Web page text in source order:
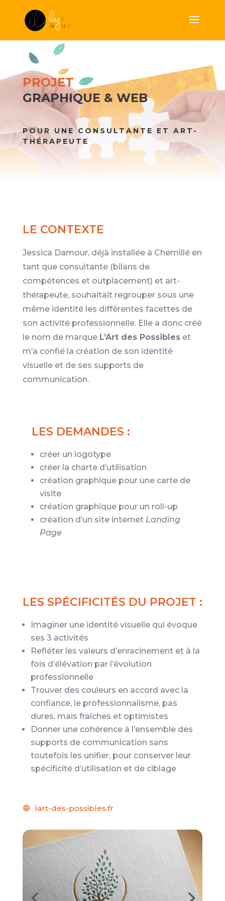
PROJET
GRAPHIQUE & WEB
POUR UNE CONSULTANTE ET ART-
THÉRAPEUTE
LE CONTEXTE
Jessica Damour, déjà installée à Chemillé en
tant que consultante (bilans de
compétences et outplacement) et art-
thérapeute, souhaitait regrouper sous une
même identité les différentes facettes de
son activité professionnelle. Elle a donc créé
le nom de marque L’Art des Possibleset
m’a confié la création de son identité
visuelle et de ses supports de
communication.
LES DEMANDES :
créer un logotype
créer la charte d’utilisation
création graphique pour une carte de
visite
création graphique pour un roll-up
création d’un site internet Landing
Page
LES SPÉCIFICITÉS DU PROJET :
Imaginer une identité visuelle qui évoque
ses 3 activités
Refléter les valeurs d’enracinement et à la
fois d’élévation par l’évolution
professionnelle
Trouver des couleurs en accord avec la
confiance, le professionnalisme, pas
dures, mais fraîches et optimistes
Donner une cohérence à l’ensemble des
supports de communication sans
toutefois les unifier, pour conserver leur
spécificité d’utilisation et de ciblage
 lart-des-possibles.fr